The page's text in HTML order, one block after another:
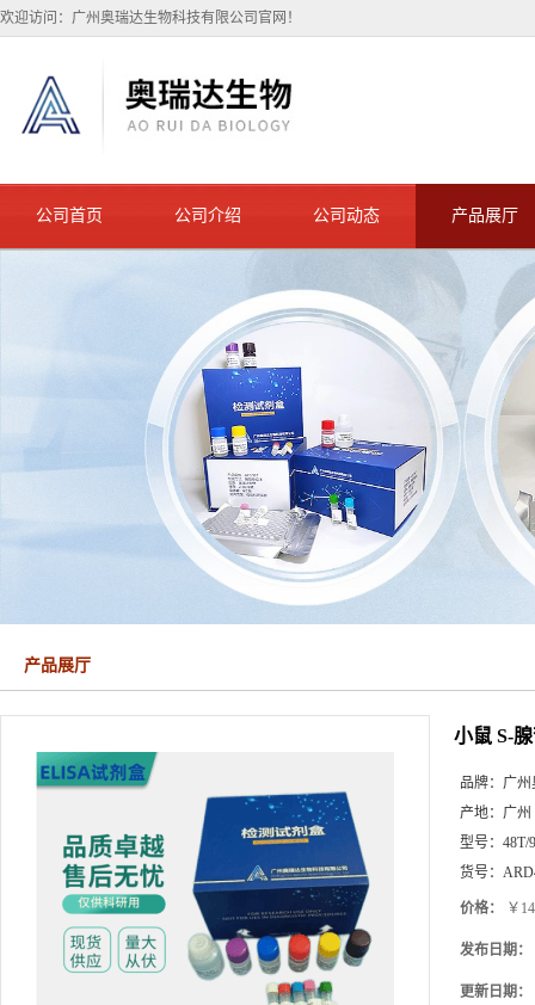
欢迎访问：广州奥瑞达生物科技有限公司官网！
公司首页 公司介绍 公司动态 产品展厅
产品展厅
小鼠 S-
品牌： 广州
产地： 广州
型号： 48T/
货号：
价格： ￥
发布日期：
更新日期：